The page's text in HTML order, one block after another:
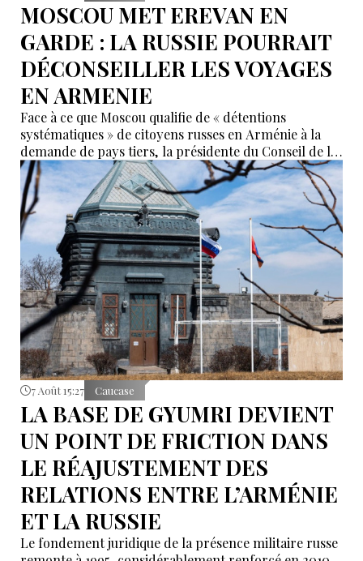
MOSCOU MET EREVAN EN
GARDE : LA RUSSIE POURRAIT
DÉCONSEILLER LES VOYAGES
EN ARMENIE
Face à ce que Moscou qualifie de « détentions
systématiques » de citoyens russes en Arménie à la
demande de pays tiers, la présidente du Conseil de la
Fédération, Valentina Matvienko, a adressé une mise
en garde à Erevan. Selon elle, si cette pratique se
poursuit, la Russie pourrait recommander à ses
ressortissants de renoncer aux voyages en Arménie.
7 Août 15:27 Caucase
LA BASE DE GYUMRI DEVIENT
UN POINT DE FRICTION DANS
LE RÉAJUSTEMENT DES
RELATIONS ENTRE L’ARMÉNIE
ET LA RUSSIE
Le fondement juridique de la présence militaire russe